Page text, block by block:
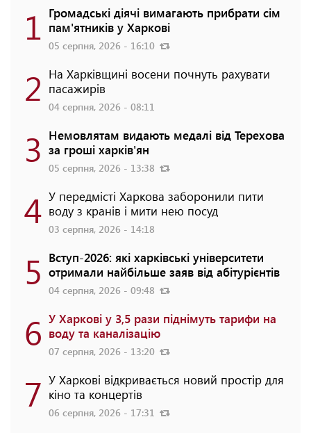
1 Громадські діячі вимагають прибрати сім
пам'ятників у Харкові
05 серпня, 2026 - 16:10
2 На Харківщині восени почнуть рахувати
пасажирів
04 серпня, 2026 - 08:11
3 Немовлятам видають медалі від Терехова
за гроші харків'ян
05 серпня, 2026 - 13:38
4 У передмісті Харкова заборонили пити
воду з кранів і мити нею посуд
03 серпня, 2026 - 14:18
5 Вступ-2026: які харківські університети
отримали найбільше заяв від абітурієнтів
04 серпня, 2026 - 09:48
6 У Харкові у 3,5 рази піднімуть тарифи на
воду та каналізацію
07 серпня, 2026 - 13:20
7 У Харкові відкривається новий простір для
кіно та концертів
06 серпня, 2026 - 17:31